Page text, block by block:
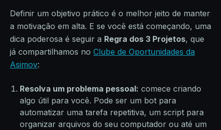
Definir um objetivo prático é o melhor jeito de manter
a motivação em alta. E se você está começando, uma
dica poderosa é seguir a Regra dos 3 Projetos, que
já compartilhamos no Clube de Oportunidades da
Asimov:
Resolva um problema pessoal: comece criando
algo útil para você. Pode ser um bot para
automatizar uma tarefa repetitiva, um script para
organizar arquivos do seu computador ou até um